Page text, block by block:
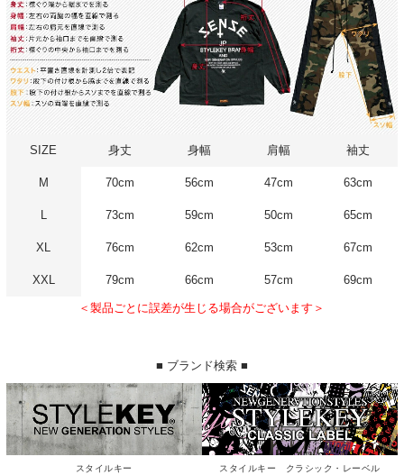
SIZE 身丈 身幅 肩幅 袖丈
M 70cm 56cm 47cm 63cm
L 73cm 59cm 50cm 65cm
XL 76cm 62cm 53cm 67cm
XXL 79cm 66cm 57cm 69cm
＜製品ごとに誤差が生じる場合がございます＞
■ ブランド検索 ■
スタイルキー スタイルキー クラシック・レーベル